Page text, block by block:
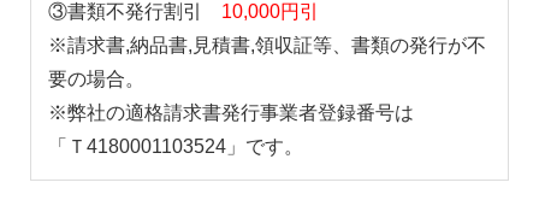
③書類不発行割引 10,000円引
※請求書,納品書,見積書,領収証等、書類の発行が不
要の場合。
※弊社の適格請求書発行事業者登録番号は
「Ｔ4180001103524」です。